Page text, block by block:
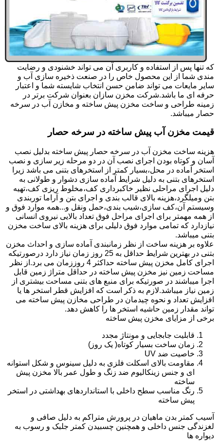
که تنها پس از استفاده و کاربری آن می تواند خشنودی و رضایت
مندی شما از این محصول خاص را در صنعت ذخیره سازی آب و
سایر مایعات می تواند ضامن حسن انتخاب شایسته شما و اعتبار
حرفه ای ما باشد.شرکت مخزن سازان بعنوان شرکت برتر در
زمینه طراحی و ساخت مخزن پیش ساخته و مخازن آب در سرخه
حصار میباشد.
قیمت مخزن آب پیش ساخته در سرخه حصار
هزینه ساخت مخزن آب در سرخه حصار پیش ساخته بدلیل نصب
آسان و کوتاه بودن اجرای نصب آن در دو مرحله زیر سازی و نصب
استخر آماده در محل،بسیار کمتر از استخرهای بتنی می باشد زیرا
استخرهای بتنی به دلیل شرایط آماده سازی دشوار و طولانی به
دلیل اجرای مراحلی نظیر خاکبرداری کف،مخلوط ریزی کف،تهیه
بتن ومیلگرد،هزینه بالای قالب بندی و اجرای بتن و آراما توربندی
وسیستم آن،کف سازی،شیب بندی،حمل ونقل و...همه موارد فوق و
از همه مهمتر برای اجرای مراحل فوق تعداد بالایی نیروی انسانی
نیازدارد که تمامی موارد فوق دلیلی برای هزینه بالای ساخت مخزن
بتنی میباشد.
علاوه بر هزینه ساخت از نظر زمانبندی آماده سازی و احداث مخزن
بتنی در بهترین شرایط حداقل به 25 روز زمان نیاز دارد درصورتیکه
اجرای کامل مخزن پیش ساخته حداکثر 4 روززمان می برد.از نظر
مساحت زمین نیز مخزن پیش ساخته در حداقل متراژ زمین قابل
اجرا میباشند در صورتیکه برای منبع های بتنی مساحت بیشتری از
زمین نیاز میباشد.لازم به ذکر است که افزایش قطر استخر ها یا
افزایش تعداد و نحوه چیدمان در طراحی مخازن پیش ساخته می
تواند مقدار زمین حاشیه استخر ها را کاهش دهد.
برخی از مزایای مخزن پیش ساخته
قابلیت جابجایی و مونتاژ مجدد
زمان ساخت بسیار کوتاه( یک روز)
خاصیت ضد UV
مقاومت بالای اسکلت فلزی به دلیل سینوس و شکل استوانه
ای و جنس زینکالیوم ضد زنگ و طول عمر بالا مخزن پیش
ساخته
رنگ مناسب سطح داخلی با استانداردهای بهداشتی در استخر
پیش ساخته
آسیب کمتر بدن ماهیان در پرورش متراکم به دلیل صافی و
لغزندگی جنس داخلی و همچنین چسبیدن کمتر جلبک و رسوب به
دیواره ها